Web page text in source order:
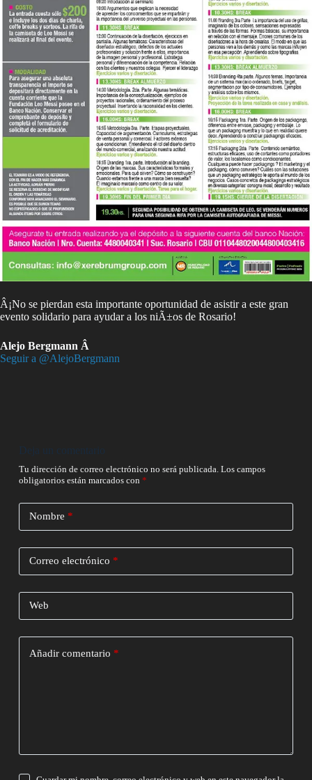
Â¡No se pierdan esta importante oportunidad de asistir a este gran
evento solidario para ayudar a los niÃ±os de Rosario!
Alejo Bergmann Â
Seguir a @AlejoBergmann
Deja un comentario
Tu dirección de correo electrónico no será publicada. Los campos
obligatorios están marcados con *
Nombre *
Correo electrónico *
Web
Añadir comentario *